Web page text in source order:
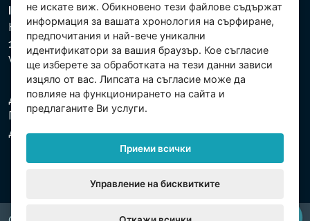
Intex Trading, s.r.o.
Hradecká 2526/3
130 00 Praha 3
Vinohrady - Česká republika
Дружеството е регистрирано в Градския съд в
Прага, раздел С, партида 74759. Ид.№: 26150808,
Данъчен Ид.№: CZ26150808.
не искате виж. Обикновено тези файлове съдържат
информация за вашата хронология на сърфиране,
предпочитания и най-вече уникални
идентификатори за вашия браузър. Кое съгласие
ще изберете за обработката на тези данни зависи
изцяло от вас. Липсата на съгласие може да
повлияе на функционирането на сайта и
предлаганите Ви услуги.
Приеми всички
Управление на бисквитките